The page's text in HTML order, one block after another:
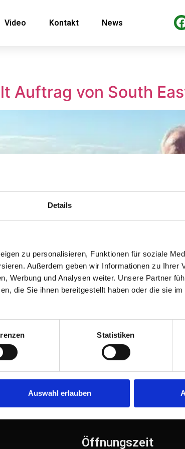
Details
zu personalisieren, Funktionen für soziale
Außerdem geben wir Informationen zu Ihrer
Werbung und Analysen weiter. Unsere Partner
die Sie ihnen bereitgestellt haben oder die sie
Statistiken
Auswahl erlauben
Video Kontakt News
Auftrag von South
Zuschlag für die Lieferung einer
Australien erhalten hat. Im Rahmen dieses
Ansprechpartner kennenzulernen,
Öffnungszeit